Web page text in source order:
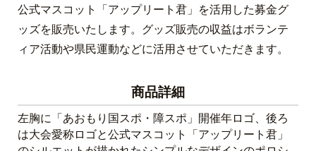
公式マスコット「アップリート君」を活用した募金グ
ッズを販売いたします。グッズ販売の収益はボランテ
ィア活動や県民運動などに活用させていただきます。
商品詳細
左胸に「あおもり国スポ・障スポ」開催年ロゴ、後ろ
は大会愛称ロゴと公式マスコット「アップリート君」